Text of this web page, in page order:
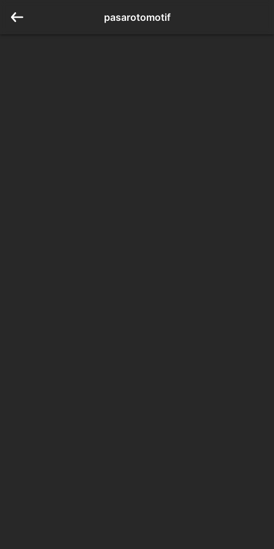
pasarotomotif